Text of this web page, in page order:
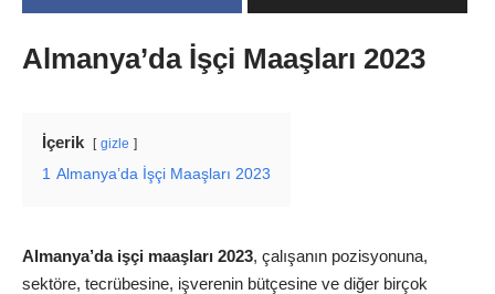
Almanya’da İşçi Maaşları 2023
İçerik gizle
1 Almanya’da İşçi Maaşları 2023
Almanya’da işçi maaşları 2023, çalışanın pozisyonuna,
sektöre, tecrübesine, işverenin bütçesine ve diğer birçok